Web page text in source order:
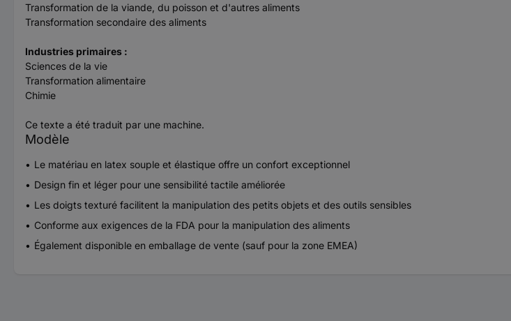
Transformation de la viande, du poisson et d'autres aliments
Transformation secondaire des aliments
Industries primaires :
Sciences de la vie
Transformation alimentaire
Chimie
Ce texte a été traduit par une machine.
Modèle
Le matériau en latex souple et élastique offre un confort exceptionnel
Design fin et léger pour une sensibilité tactile améliorée
Les doigts texturé facilitent la manipulation des petits objets et des outils sensibles
Conforme aux exigences de la FDA pour la manipulation des aliments
Également disponible en emballage de vente (sauf pour la zone EMEA)